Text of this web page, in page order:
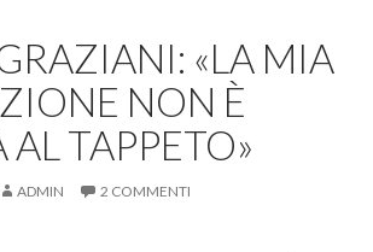
«LA MIA
NON È
TAPPETO»
ADMIN 2 COMMENTI